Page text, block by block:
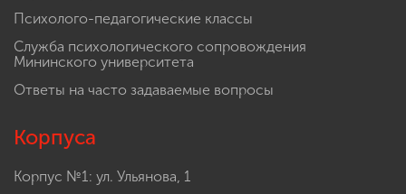
Психолого-педагогические классы
Служба психологического сопровождения
Мининского университета
Ответы на часто задаваемые вопросы
Корпуса
Корпус №1: ул. Ульянова, 1